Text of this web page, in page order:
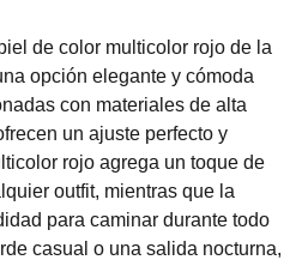
de color multicolor rojo de la
opción elegante y cómoda
con materiales de alta
un ajuste perfecto y
rojo agrega un toque de
outfit, mientras que la
para caminar durante todo
casual o una salida nocturna,